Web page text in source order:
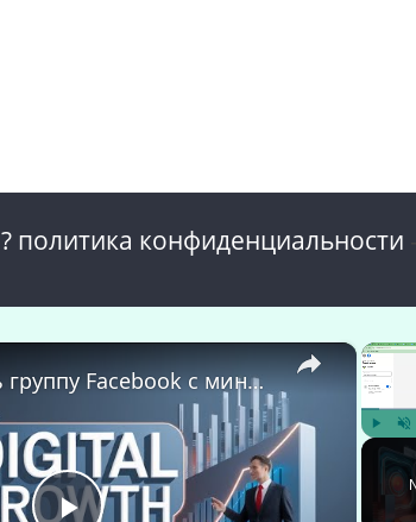
? политика конфиденциальности
×
🚀 Как создать группу Facebook с миниатюрой, созданной с помощью ИИ | Digital Growth Hub